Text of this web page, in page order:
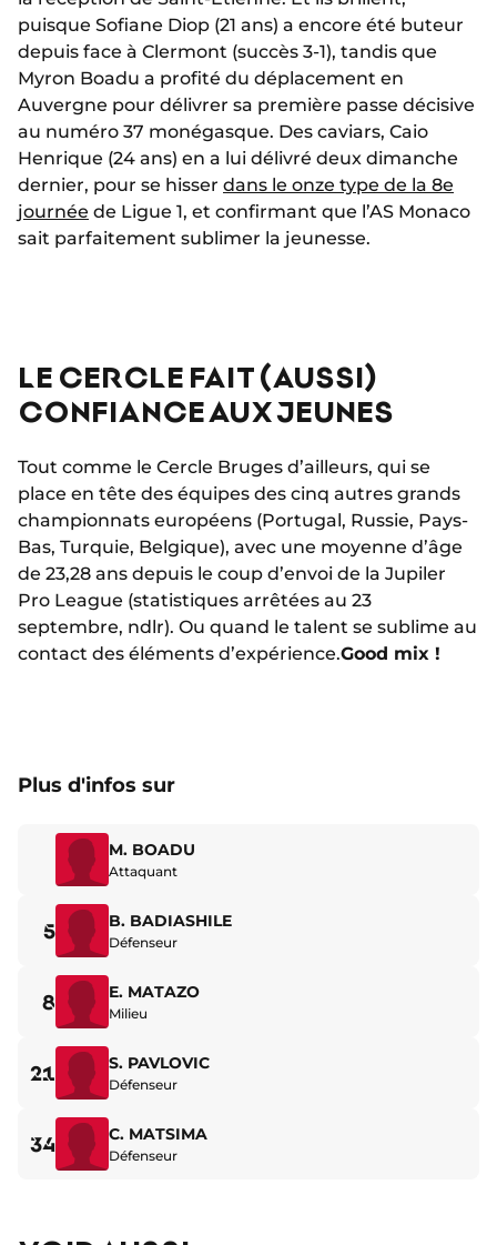
puisque Sofiane Diop (21 ans) a encore été buteur
depuis face à Clermont (succès 3-1), tandis que
Myron Boadu a profité du déplacement en
Auvergne pour délivrer sa première passe décisive
au numéro 37 monégasque. Des caviars, Caio
Henrique (24 ans) en a lui délivré deux dimanche
dernier, pour se hisser dans le onze type de la 8e
journée de Ligue 1, et confirmant que l’AS Monaco
sait parfaitement sublimer la jeunesse.
LE CERCLE FAIT (AUSSI)
CONFIANCE AUX JEUNES
Tout comme le Cercle Bruges d’ailleurs, qui se
place en tête des équipes des cinq autres grands
championnats européens (Portugal, Russie, Pays-
Bas, Turquie, Belgique), avec une moyenne d’âge
de 23,28 ans depuis le coup d’envoi de la Jupiler
Pro League (statistiques arrêtées au 23
septembre, ndlr). Ou quand le talent se sublime au
contact des éléments d’expérience.Good mix !
Plus d'infos sur
M. BOADU
Attaquant
5 B. BADIASHILE
Défenseur
8 E. MATAZO
Milieu
21 S. PAVLOVIC
Défenseur
34 C. MATSIMA
Défenseur